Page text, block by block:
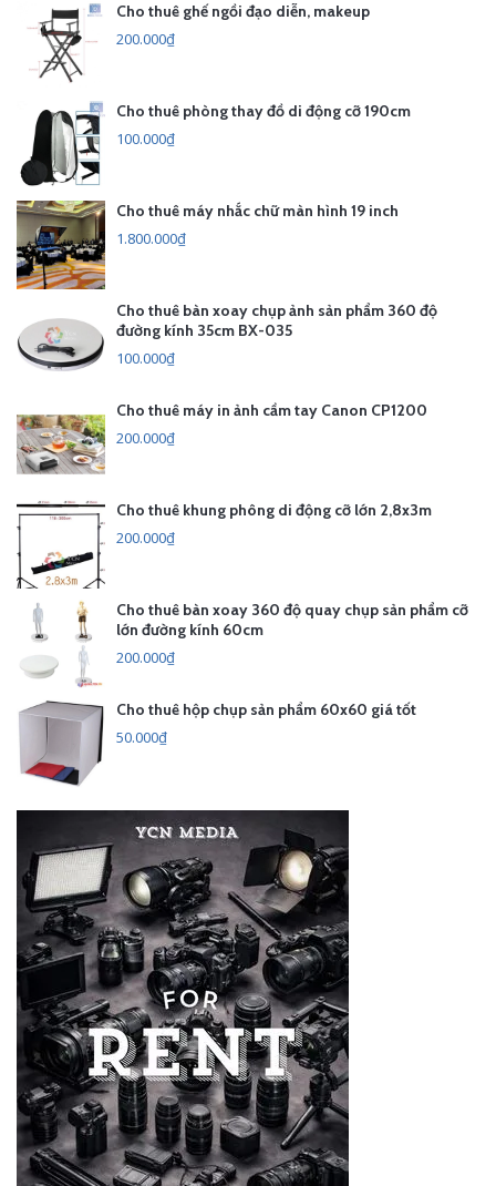
Cho thuê ghế ngồi đạo diễn, makeup
200.000₫
Cho thuê phòng thay đồ di động cỡ 190cm
100.000₫
Cho thuê máy nhắc chữ màn hình 19 inch
1.800.000₫
Cho thuê bàn xoay chụp ảnh sản phẩm 360 độ
đường kính 35cm BX-035
100.000₫
Cho thuê máy in ảnh cầm tay Canon CP1200
200.000₫
Cho thuê khung phông di động cỡ lớn 2,8x3m
200.000₫
Cho thuê bàn xoay 360 độ quay chụp sản phẩm cỡ
lớn đường kính 60cm
200.000₫
Cho thuê hộp chụp sản phẩm 60x60 giá tốt
50.000₫